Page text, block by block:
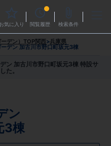
お気に入り 閲覧履歴 検索条件
デン）TOP関西>兵庫県
デン 加古川市野口町坂元3棟
ン 加古川市野口町坂元3棟 特設サ
た。
ン
3棟